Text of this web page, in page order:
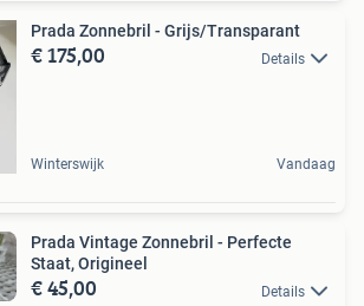
Prada Zonnebril - Grijs/Transparant
€ 175,00 Details
Winterswijk Vandaag
Prada Vintage Zonnebril - Perfecte
Staat, Origineel
€ 45,00 Details